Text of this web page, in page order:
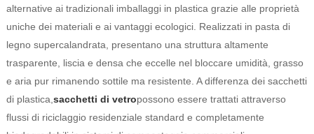
alternative ai tradizionali imballaggi in plastica grazie alle proprietà
uniche dei materiali e ai vantaggi ecologici. Realizzati in pasta di
legno supercalandrata, presentano una struttura altamente
trasparente, liscia e densa che eccelle nel bloccare umidità, grasso
e aria pur rimanendo sottile ma resistente. A differenza dei sacchetti
di plastica, sacchetti di vetropossono essere trattati attraverso
flussi di riciclaggio residenziale standard e completamente